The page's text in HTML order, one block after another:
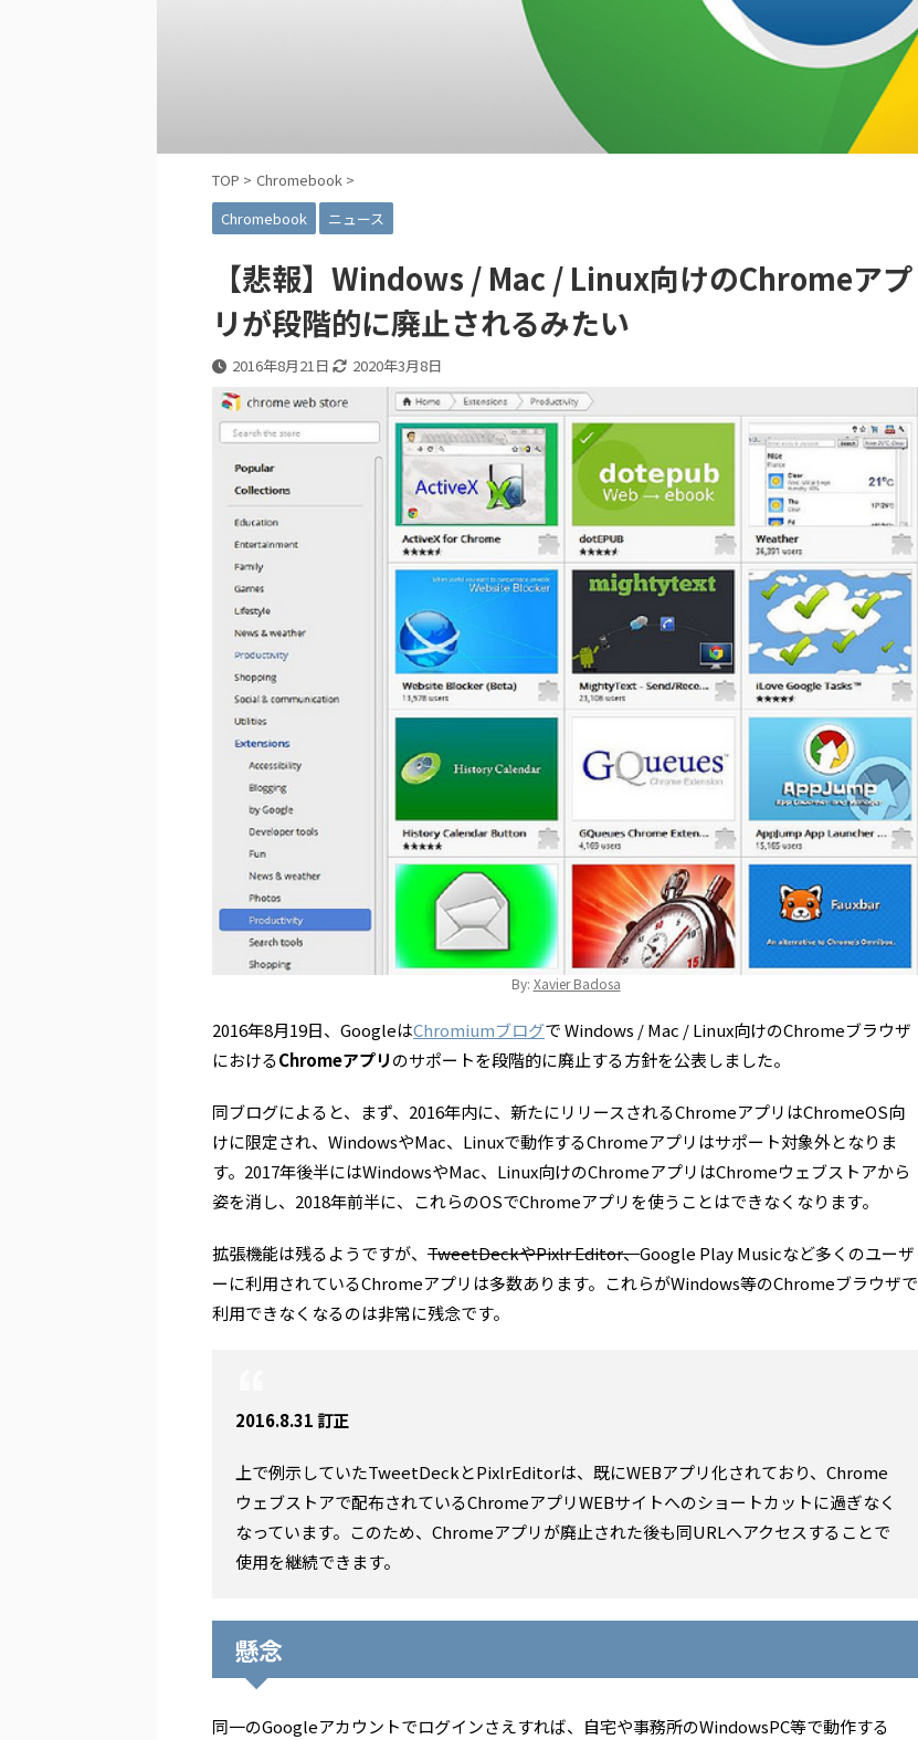
TOP > Chromebook >
Chromebook
ニュース
【悲報】Windows / Mac / Linux向けのChromeアプ
リが段階的に廃止されるみたい
2016年8月21日 2020年3月8日
By: Xavier Badosa
2016年8月19日、GoogleはChromiumブログで Windows / Mac / Linux向けのChromeブラウザ
におけるChromeアプリのサポートを段階的に廃止する方針を公表しました。
同ブログによると、まず、2016年内に、新たにリリースされるChromeアプリはChromeOS向
けに限定され、WindowsやMac、Linuxで動作するChromeアプリはサポート対象外となりま
す。2017年後半にはWindowsやMac、Linux向けのChromeアプリはChromeウェブストアから
姿を消し、2018年前半に、これらのOSでChromeアプリを使うことはできなくなります。
拡張機能は残るようですが、 TweetDeckやPixlr Editor、Google Play Musicなど多くのユーザ
ーに利用されているChromeアプリは多数あります。これらがWindows等のChromeブラウザで
利用できなくなるのは非常に残念です。
2016.8.31 訂正
上で例示していたTweetDeckとPixlrEditorは、既にWEBアプリ化されており、Chrome
ウェブストアで配布されているChromeアプリWEBサイトへのショートカットに過ぎなく
なっています。このため、Chromeアプリが廃止された後も同URLへアクセスすることで
使用を継続できます。
懸念
同一のGoogleアカウントでログインさえすれば、自宅や事務所のWindowsPC等で動作する